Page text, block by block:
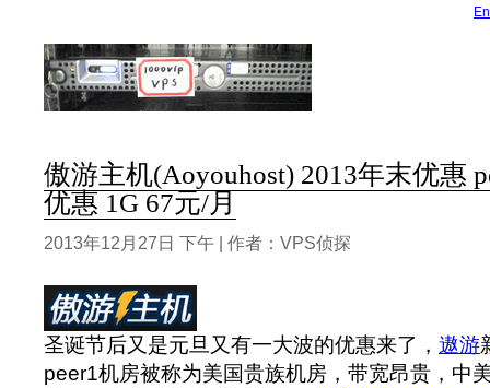
傲游主机(Aoyouhost) 2013年末优惠
优惠 1G 67元/月
2013年12月27日 下午 | 作者：VPS侦探
圣诞节后又是元旦又有一大波的优惠来了， 遨游
peer1机房被称为美国贵族机房，带宽昂贵，中